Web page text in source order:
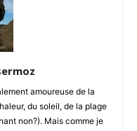
amoureuse de la
du soleil, de la plage
non?). Mais comme je